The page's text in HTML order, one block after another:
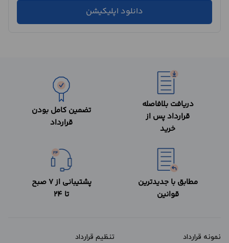
دانلود اپلیکیشن
دریافت بلافاصله
قرارداد پس از
خرید
تضمین کامل بودن
قرارداد
مطابق با جدیدترین
قوانین
پشتیبانی از 7 صبح
تا 24
نمونه قرارداد‌ تنظیم قرارداد